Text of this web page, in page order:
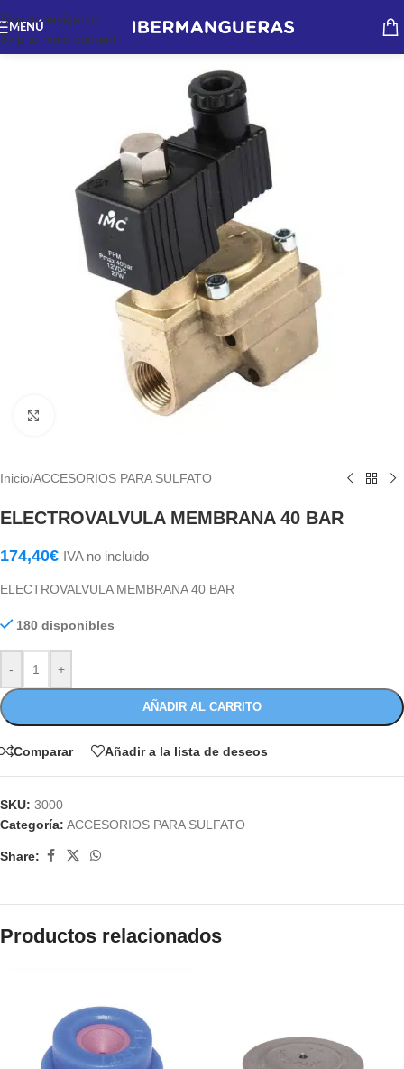
Skip to navigation
Skip to main content
MENÚ
Haga Click para agrandar
Inicio/ACCESORIOS PARA SULFATO
ELECTROVALVULA MEMBRANA 40 BAR
174,40€ IVA no incluido
ELECTROVALVULA MEMBRANA 40 BAR
180 disponibles
- +
AÑADIR AL CARRITO
Comparar Añadir a la lista de deseos
SKU: 3000
Categoría: ACCESORIOS PARA SULFATO
Share:
Productos relacionados